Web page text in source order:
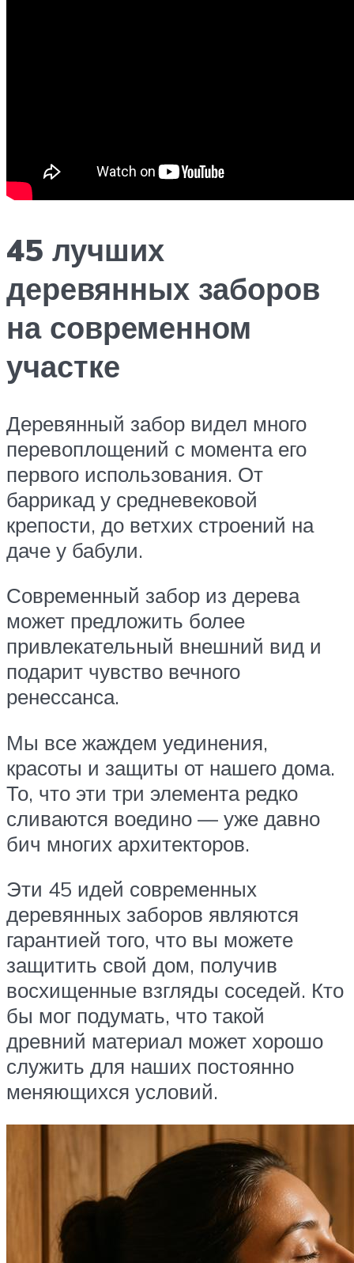
45 лучших
деревянных заборов
на современном
участке
Деревянный забор видел много
перевоплощений с момента его
первого использования. От
баррикад у средневековой
крепости, до ветхих строений на
даче у бабули.
Современный забор из дерева
может предложить более
привлекательный внешний вид и
подарит чувство вечного
ренессанса.
Мы все жаждем уединения,
красоты и защиты от нашего дома.
То, что эти три элемента редко
сливаются воедино — уже давно
бич многих архитекторов.
Эти 45 идей современных
деревянных заборов являются
гарантией того, что вы можете
защитить свой дом, получив
восхищенные взгляды соседей. Кто
бы мог подумать, что такой
древний материал может хорошо
служить для наших постоянно
меняющихся условий.